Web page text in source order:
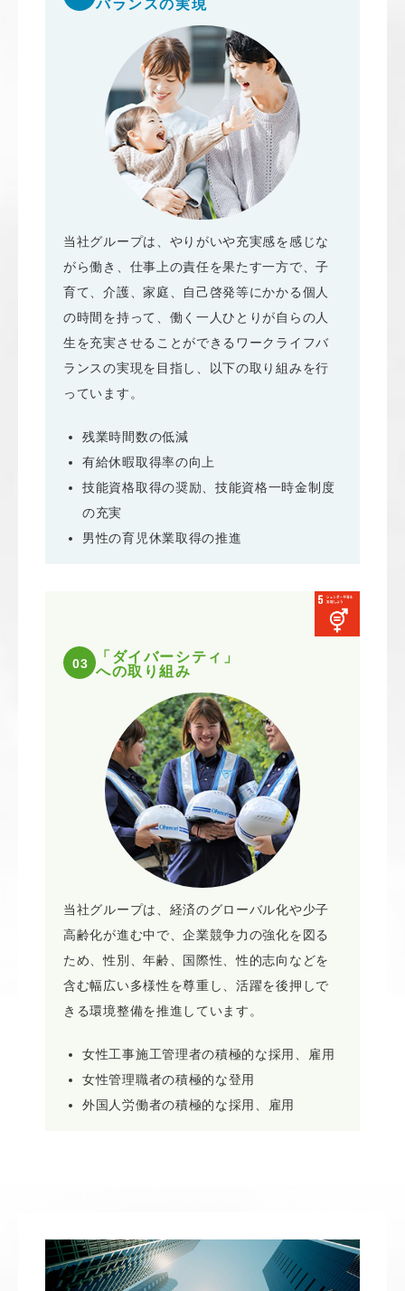
バランスの実現
当社グループは、やりがいや充実感を感じな
がら働き、仕事上の責任を果たす一方で、子
育て、介護、家庭、自己啓発等にかかる個人
の時間を持って、働く一人ひとりが自らの人
生を充実させることができるワークライフバ
ランスの実現を目指し、以下の取り組みを行
っています。
残業時間数の低減
有給休暇取得率の向上
技能資格取得の奨励、技能資格一時金制度
の充実
男性の育児休業取得の推進
03
「ダイバーシティ」
への取り組み
当社グループは、経済のグローバル化や少子
高齢化が進む中で、企業競争力の強化を図る
ため、性別、年齢、国際性、性的志向などを
含む幅広い多様性を尊重し、活躍を後押しで
きる環境整備を推進しています。
女性工事施工管理者の積極的な採用、雇用
女性管理職者の積極的な登用
外国人労働者の積極的な採用、雇用